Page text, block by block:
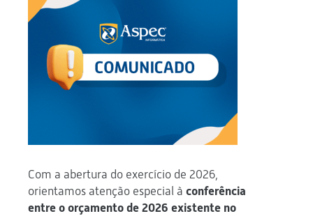
Com a abertura do exercício de 2026,
orientamos atenção especial à conferência
entre o orçamento de 2026 existente no